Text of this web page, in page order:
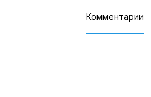
Комментарии